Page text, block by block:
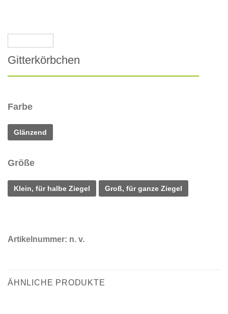
Gitterkörbchen
Farbe
Glänzend
Größe
Klein, für halbe Ziegel Groß, für ganze Ziegel
Artikelnummer: n. v.
ÄHNLICHE PRODUKTE